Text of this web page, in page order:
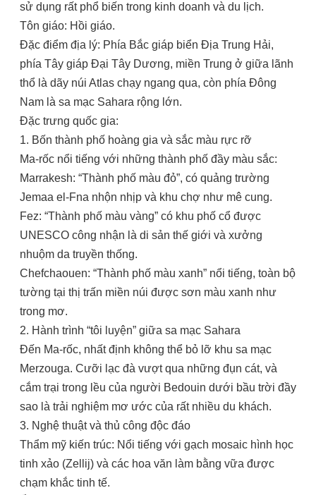
sử dụng rất phổ biến trong kinh doanh và du lịch.
Tôn giáo: Hồi giáo.
Đặc điểm địa lý: Phía Bắc giáp biển Địa Trung Hải,
phía Tây giáp Đại Tây Dương, miền Trung ở giữa lãnh
thổ là dãy núi Atlas chạy ngang qua, còn phía Đông
Nam là sa mạc Sahara rộng lớn.
Đặc trưng quốc gia:
1. Bốn thành phố hoàng gia và sắc màu rực rỡ
Ma-rốc nổi tiếng với những thành phố đầy màu sắc:
Marrakesh: “Thành phố màu đỏ”, có quảng trường
Jemaa el-Fna nhộn nhịp và khu chợ như mê cung.
Fez: “Thành phố màu vàng” có khu phố cổ được
UNESCO công nhận là di sản thế giới và xưởng
nhuộm da truyền thống.
Chefchaouen: “Thành phố màu xanh” nổi tiếng, toàn bộ
tường tại thị trấn miền núi được sơn màu xanh như
trong mơ.
2. Hành trình “tôi luyện” giữa sa mạc Sahara
Đến Ma-rốc, nhất định không thể bỏ lỡ khu sa mạc
Merzouga. Cưỡi lạc đà vượt qua những đụn cát, và
cắm trại trong lều của người Bedouin dưới bầu trời đầy
sao là trải nghiệm mơ ước của rất nhiều du khách.
3. Nghệ thuật và thủ công độc đáo
Thẩm mỹ kiến trúc: Nổi tiếng với gạch mosaic hình học
tinh xảo (Zellij) và các hoa văn làm bằng vữa được
chạm khắc tinh tế.